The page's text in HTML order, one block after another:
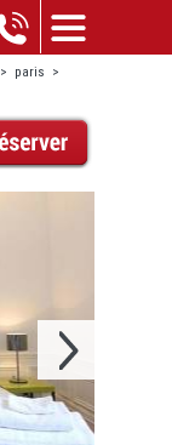
> paris >
hotel